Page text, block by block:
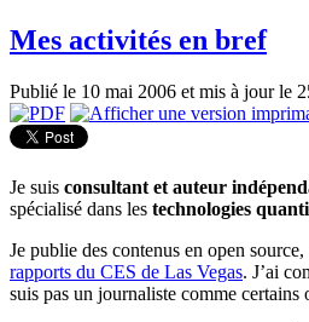
Mes activités en bref
Publié le 10 mai 2006 et mis à jour le
Je suis consultant et auteur
spécialisé dans les technologies
Je publie des contenus en open
rapports du CES de Las Vegas. J’ai
suis pas un journaliste comme certains